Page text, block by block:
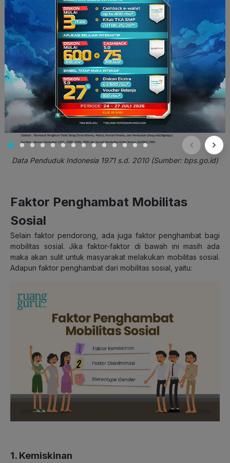
Data Penduduk Indonesia 1971 s.d. 2010 (Sumber: bps.go.id)
Faktor Penghambat Mobilitas
Sosial
Selain faktor pendorong, ada juga faktor penghambat bagi
mobilitas sosial. Jika faktor-faktor di bawah ini masih ada
maka akan sulit untuk masyarakat melakukan mobilitas sosial.
Adapun faktor penghambat dari mobilitas sosial, yaitu:
1. Kemiskinan